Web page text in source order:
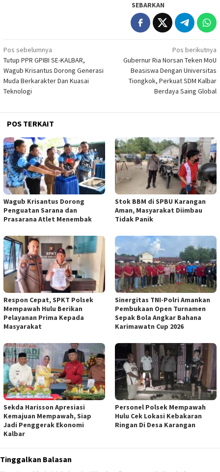
SEBARKAN
Navigasi
pos
Pos sebelumnya
Tutup PPR GPIBI SE-KALBAR,
Wagub Krisantus Dorong Generasi
Muda Berkarakter Dan Kuasai
Teknologi
Pos berikutnya
Gubernur Ria Norsan Teken MoU
Beasiswa Dengan Universitas
Tiongkok, Perkuat SDM Kalbar
Berdaya Saing Global
POS TERKAIT
Wagub Krisantus Dorong
Penguatan Sarana dan
Prasarana Atlet Menembak
Stok BBM di SPBU Karangan
Aman, Masyarakat Diimbau
Tidak Panik
Respon Cepat, SPKT Polsek
Mempawah Hulu Berikan
Pelayanan Prima Kepada
Masyarakat
Sinergitas TNI-Polri Amankan
Pembukaan Open Turnamen
Sepak Bola Angkar Bahana
Karimawatn Cup 2026
Sekda Harisson Apresiasi
Kemajuan Mempawah, Siap
Jadi Penggerak Ekonomi
Kalbar
Personel Polsek Mempawah
Hulu Cek Lokasi Kebakaran
Ringan Di Desa Karangan
Tinggalkan Balasan